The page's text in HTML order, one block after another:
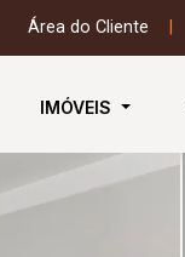
Área do Cliente
IMÓVEIS